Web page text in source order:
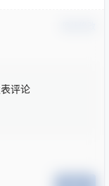
评论